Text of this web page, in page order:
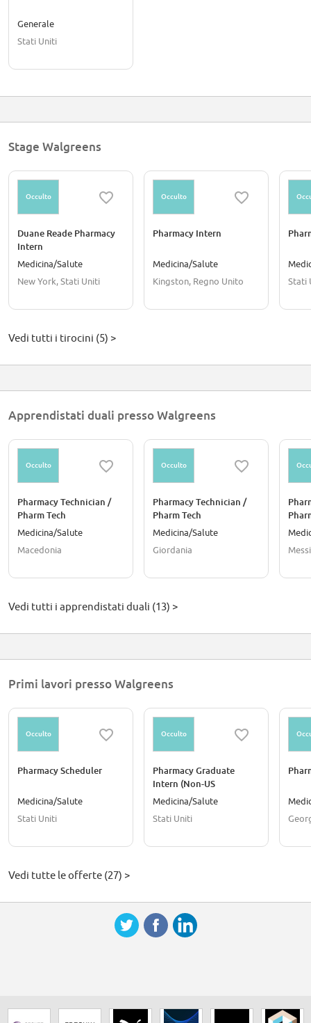
Generale
Stati Uniti
Stage Walgreens
Occulto
Duane Reade Pharmacy
Intern
Medicina/Salute
New York, Stati Uniti
Occulto
Pharmacy Intern
Medicina/Salute
Kingston, Regno Unito
Stati
Vedi tutti i tirocini (5) >
Apprendistati duali presso Walgreens
Occulto
Pharmacy Technician /
Pharm Tech
Apprenticeship
Medicina/Salute
Macedonia
Occulto
Pharmacy Technician /
Pharm Tech
Apprenticeship
Medicina/Salute
Giordania
Vedi tutti i apprendistati duali (13) >
Primi lavori presso Walgreens
Occulto
Pharmacy Scheduler
Medicina/Salute
Stati Uniti
Occulto
Pharmacy Graduate
Intern (Non-US
Education)
Medicina/Salute
Stati Uniti
Vedi tutte le offerte (27) >